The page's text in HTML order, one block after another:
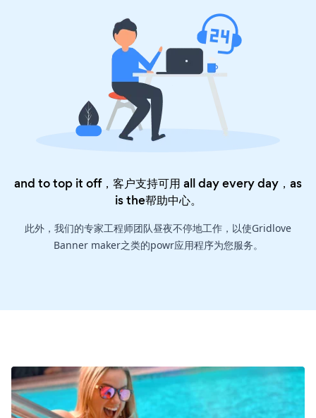
and to top it off，客户支持可用 all day every day，as
is the帮助中心。
此外，我们的专家工程师团队昼夜不停地工作，以使Gridlove
Banner maker之类的powr应用程序为您服务。